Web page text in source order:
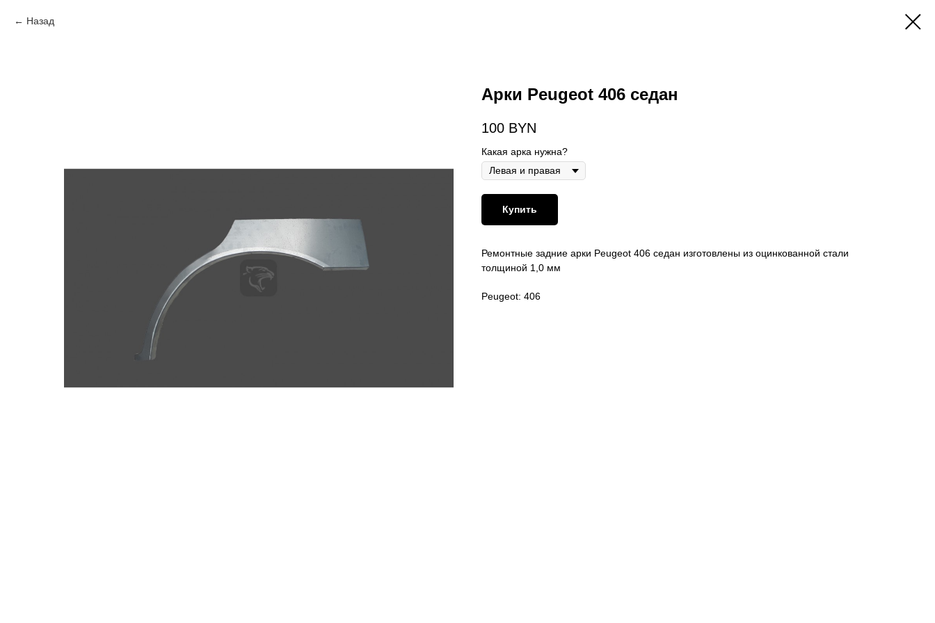
Назад
Арки Peugeot 406 седан
100 BYN
Какая арка нужна?
Купить
Ремонтные задние арки Peugeot 406 седан изготовлены из оцинкованной стали
толщиной 1,0 мм
Peugeot: 406